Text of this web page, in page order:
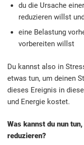
du die Ursache
reduzieren willst
eine Belastung
vorbereiten willst
Du kannst also in
etwas tun, um deinen
dieses Ereignis in
und Energie kostet.
Was kannst du nun
reduzieren?